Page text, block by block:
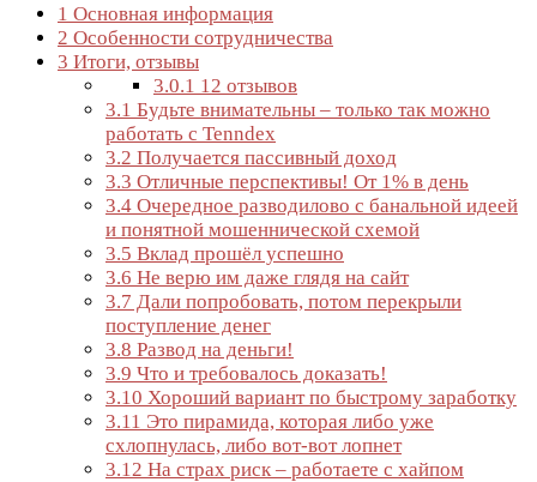
1 Основная информация
2 Особенности сотрудничества
3 Итоги, отзывы
3.0.1 12 отзывов
3.1 Будьте внимательны – только так можно
работать с Tenndex
3.2 Получается пассивный доход
3.3 Отличные перспективы! От 1% в день
3.4 Очередное разводилово с банальной идеей
и понятной мошеннической схемой
3.5 Вклад прошёл успешно
3.6 Не верю им даже глядя на сайт
3.7 Дали попробовать, потом перекрыли
поступление денег
3.8 Развод на деньги!
3.9 Что и требовалось доказать!
3.10 Хороший вариант по быстрому заработку
3.11 Это пирамида, которая либо уже
схлопнулась, либо вот-вот лопнет
3.12 На страх риск – работаете с хайпом